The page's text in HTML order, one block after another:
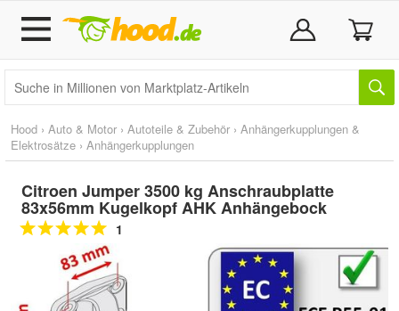
Hood › Auto & Motor › Autoteile & Zubehör › Anhängerkupplungen &
Elektrosätze › Anhängerkupplungen
Citroen Jumper 3500 kg Anschraubplatte
83x56mm Kugelkopf AHK Anhängebock
1